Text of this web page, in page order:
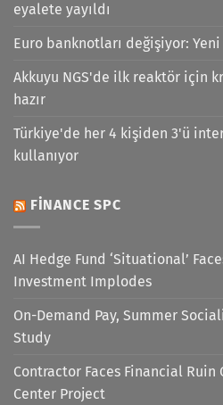
eyalete yayıldı
Euro banknotları değişiyor: Yeni
Akkuyu NGS'de ilk reaktör için
hazır
Türkiye'de her 4 kişiden 3'ü
kullanıyor
FINANCE SPC
AI Hedge Fund ‘Situational’
Investment Implodes
On-Demand Pay, Summer
Study
Contractor Faces Financial
Center Project